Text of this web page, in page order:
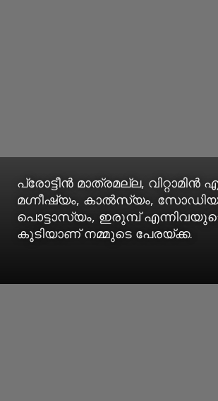
പ്രോട്ടീൻ മാത്രമല്ല, വിറ്റാമിൻ
മഗ്നീഷ്യം, കാൽസ്യം,
പൊട്ടാസ്യം, ഇരുമ്പ്
കൂടിയാണ് നമ്മുടെ പേരയ്ക്ക.